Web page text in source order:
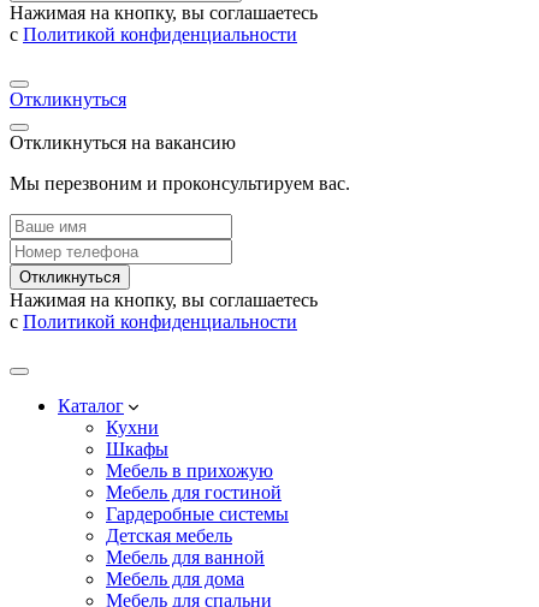
Нажимая на кнопку, вы соглашаетесь
с Политикой конфиденциальности
Откликнуться
Откликнуться на вакансию
Мы перезвоним и проконсультируем вас.
Откликнуться
Нажимая на кнопку, вы соглашаетесь
с Политикой конфиденциальности
Каталог
Кухни
Шкафы
Мебель в прихожую
Мебель для гостиной
Гардеробные системы
Детская мебель
Мебель для ванной
Мебель для дома
Мебель для спальни